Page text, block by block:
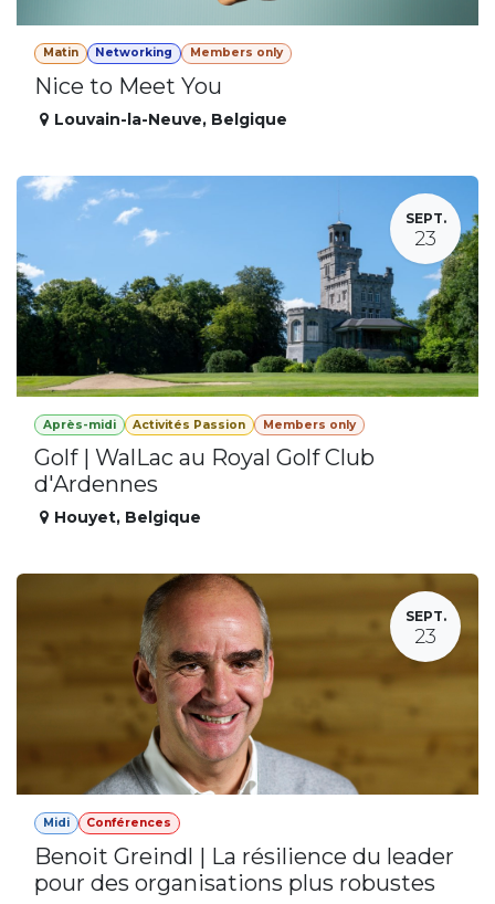
Matin Networking Members only
Nice to Meet You
Louvain-la-Neuve, Belgique
SEPT.
23
Après-midi Activités Passion Members only
Golf | WalLac au Royal Golf Club
d'Ardennes
Houyet, Belgique
SEPT.
23
Midi Conférences
Benoit Greindl | La résilience du leader
pour des organisations plus robustes